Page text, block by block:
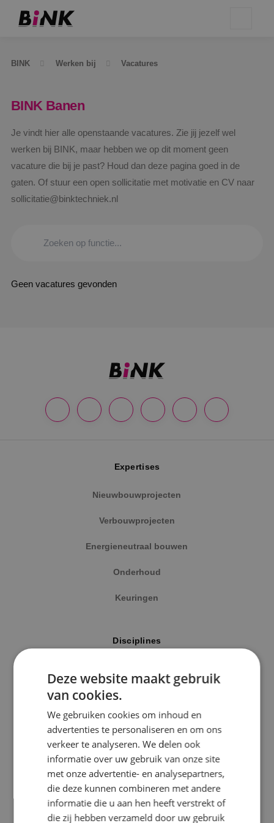
BINK Werken bij Vacatures
Kaatsheuvel
Sprundel
Beveiligingstechniek
Elektrotechniek
Energietechniek
BINK Banen
Je vindt hier alle openstaande vacatures. Zie jij jezelf wel
werken bij BINK, maar hebben we op dit moment geen
vacature die bij je past? Houd dan deze pagina goed in de
gaten. Of stuur een open sollicitatie met motivatie en CV naar
sollicitatie@binktechniek.nl
Geen vacatures gevonden
Expertises
Nieuwbouwprojecten
Verbouwprojecten
Energieneutraal bouwen
Onderhoud
Keuringen
Disciplines
Werktuigbouwkunde
Energietechniek
Beveiligingstechniek
Uitgelicht
Klimaatinstallaties
Deze website maakt gebruik
van cookies.
We gebruiken cookies om inhoud en
advertenties te personaliseren en om ons
verkeer te analyseren. We delen ook
informatie over uw gebruik van onze site
met onze advertentie- en analysepartners,
die deze kunnen combineren met andere
informatie die u aan hen heeft verstrekt of
die zij hebben verzameld door uw gebruik